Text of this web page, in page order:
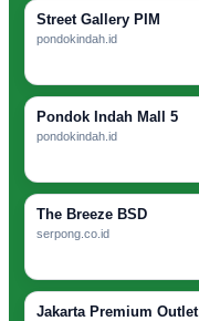
Street Gallery PIM
pondokindah.id
Pondok Indah Mall 5
pondokindah.id
The Breeze BSD
serpong.co.id
Jakarta Premium Outlet